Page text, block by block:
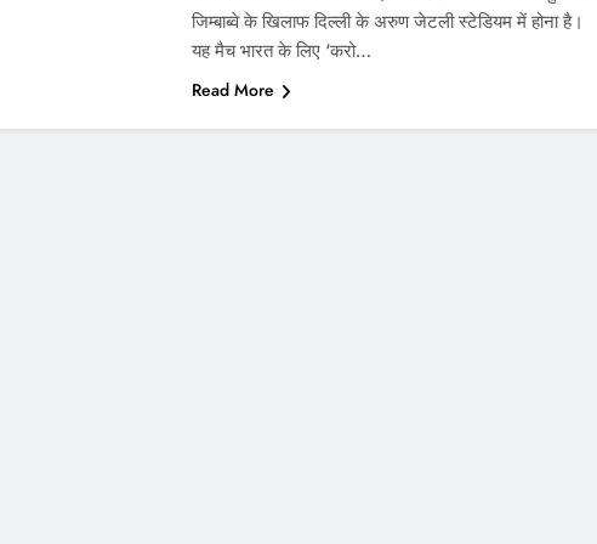
जिम्बाब्वे के खिलाफ दिल्ली के अरुण जेटली स्टेडियम में होना है।
यह मैच भारत के लिए ‘करो…
Read More